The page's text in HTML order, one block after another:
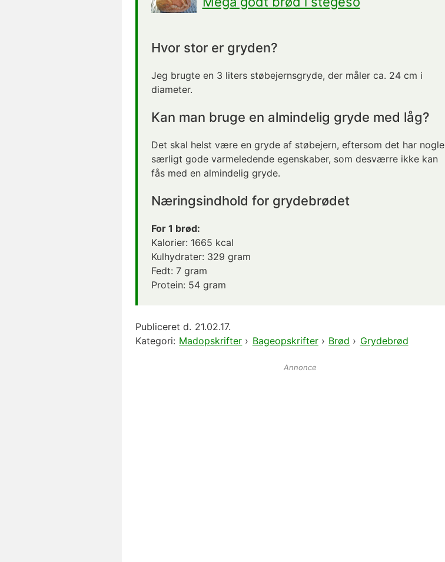
Hvor stor er gryden?
Jeg brugte en 3 liters støbejernsgryde, der måler ca. 24 cm i
diameter.
Kan man bruge en almindelig gryde med låg?
Det skal helst være en gryde af støbejern, eftersom det har nogle
særligt gode varmeledende egenskaber, som desværre ikke kan
fås med en almindelig gryde.
Næringsindhold for grydebrødet
For 1 brød:
Kalorier: 1665 kcal
Kulhydrater: 329 gram
Fedt: 7 gram
Protein: 54 gram
Publiceret d. 21.02.17.
Kategori: Madopskrifter › Bageopskrifter› Brød › Grydebrød
Annonce